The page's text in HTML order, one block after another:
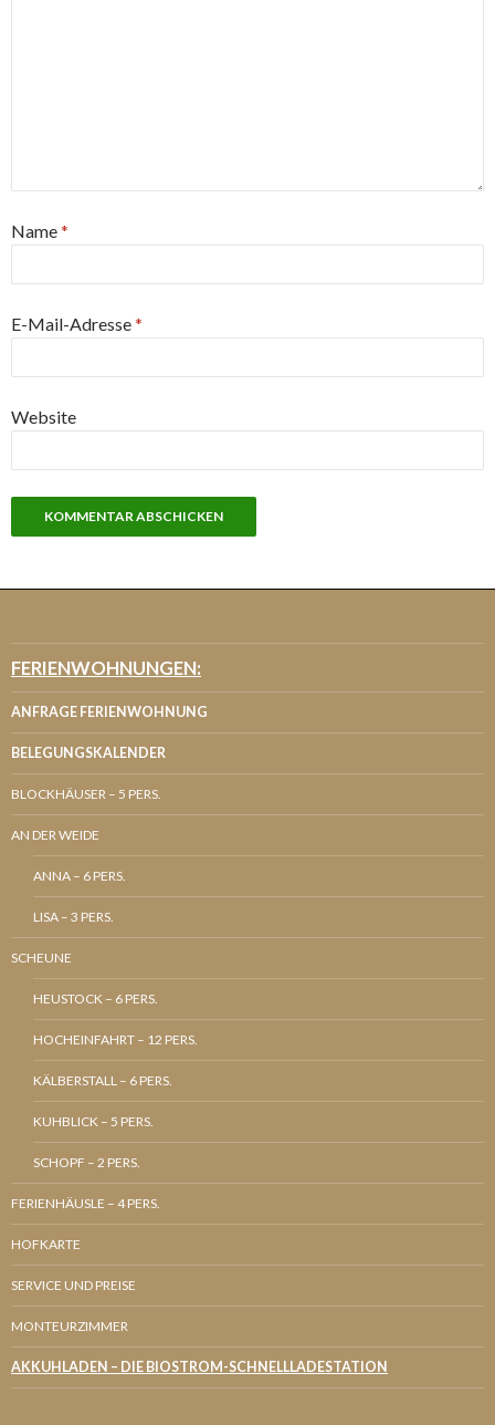
Name*
E-Mail-Adresse*
Website
FERIENWOHNUNGEN:
ANFRAGE FERIENWOHNUNG
BELEGUNGSKALENDER
BLOCKHÄUSER – 5 PERS.
AN DER WEIDE
ANNA – 6 PERS.
LISA – 3 PERS.
SCHEUNE
HEUSTOCK – 6 PERS.
HOCHEINFAHRT – 12 PERS.
KÄLBERSTALL – 6 PERS.
KUHBLICK – 5 PERS.
SCHOPF – 2 PERS.
FERIENHÄUSLE – 4 PERS.
HOFKARTE
SERVICE UND PREISE
MONTEURZIMMER
AKKUHLADEN – DIE BIOSTROM-SCHNELLLADESTATION